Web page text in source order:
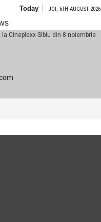
Today JOI, 6TH AUGUST 2026
Sibiu din 8 noiembrie